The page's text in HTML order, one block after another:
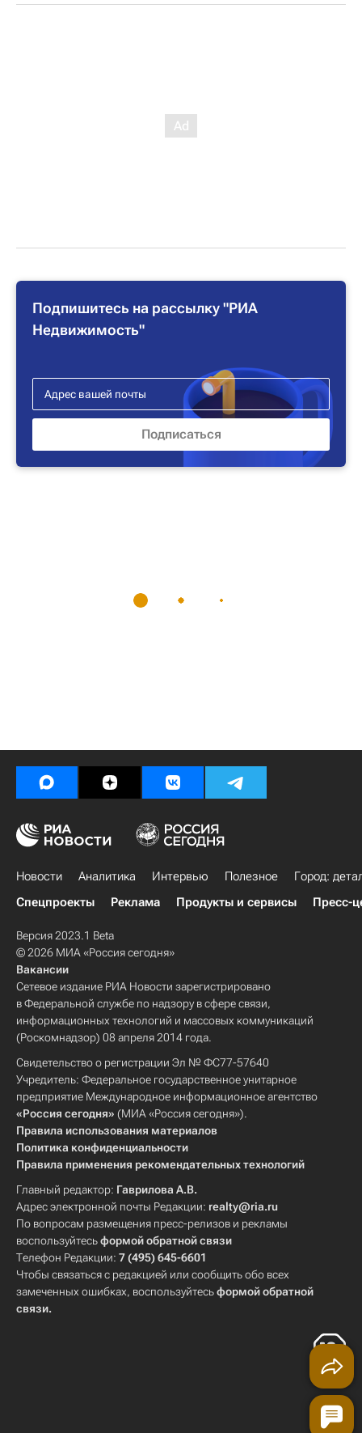
Подпишитесь на рассылку "РИА
Недвижимость"
Новости Аналитика Интервью Полезное
Город:
Спецпроекты
Реклама Продукты и сервисы Пресс-
Версия 2023.1 Beta
© 2026 МИА «Россия сегодня»
Вакансии
Сетевое издание РИА Новости зарегистрировано
в Федеральной службе по надзору в сфере связи,
информационных технологий и массовых коммуникаций
(Роскомнадзор) 08 апреля 2014 года.
Свидетельство о регистрации Эл № ФС77-57640
Учредитель: Федеральное государственное унитарное
предприятие Международное информационное агентство
«Россия сегодня» (МИА «Россия сегодня»).
Правила использования материалов
Политика конфиденциальности
Правила применения рекомендательных технологий
Главный редактор: Гаврилова А.В.
Адрес электронной почты Редакции: realty@ria.ru
По вопросам размещения пресс-релизов и рекламы
воспользуйтесьформой обратной связи
Телефон Редакции: 7 (495) 645-6601
Чтобы связаться с редакцией или сообщить обо всех
замеченных ошибках, воспользуйтесьформой обратной
связи.